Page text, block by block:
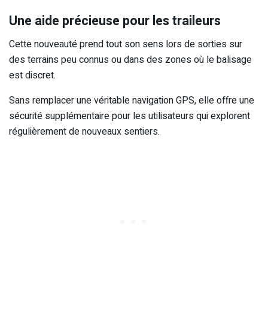
Une aide précieuse pour les traileurs
Cette nouveauté prend tout son sens lors de sorties sur
des terrains peu connus ou dans des zones où le balisage
est discret.
Sans remplacer une véritable navigation GPS, elle offre une
sécurité supplémentaire pour les utilisateurs qui explorent
régulièrement de nouveaux sentiers.